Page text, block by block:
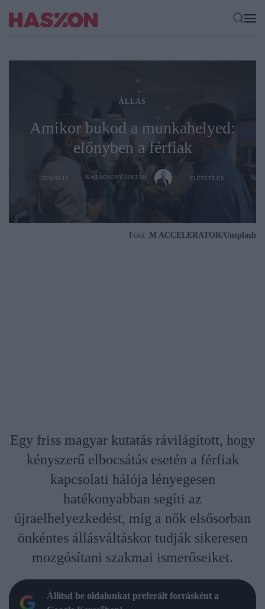
ÁLLÁS
Amikor bukod a munkahelyed:
előnyben a férfiak
2026-06-12 KARÁCSONY ZOLTÁN ÉLETSTÍLUS
Fotó: M ACCELERATOR/Unsplash
Egy friss magyar kutatás rávilágított, hogy
kényszerű elbocsátás esetén a férfiak
kapcsolati hálója lényegesen
hatékonyabban segíti az
újraelhelyezkedést, míg a nők elsősorban
önkéntes állásváltáskor tudják sikeresen
mozgósítani szakmai ismerőseiket.
Állítsd be oldalunkat preferált forrásként a